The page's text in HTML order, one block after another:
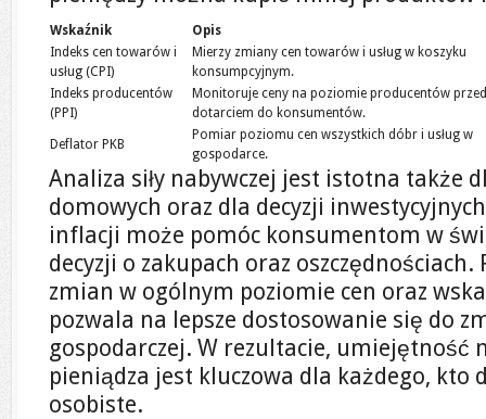
Wskaźnik
Opis
Indeks cen towarów i
usług (CPI)
Mierzy zmiany cen towarów i usług w koszyku
konsumpcyjnym.
Indeks producentów
(PPI)
Monitoruje ceny na poziomie producentów przed
dotarciem do konsumentów.
Deflator PKB
Pomiar poziomu cen wszystkich dóbr i usług w
gospodarce.
Analiza siły nabywczej jest istotna także
domowych oraz dla decyzji
inflacji może pomóc konsumentom w
decyzji o zakupach oraz
zmian w ogólnym poziomie cen oraz
pozwala na lepsze dostosowanie się do
gospodarczej. W rezultacie, umiejętność
pieniądza jest kluczowa dla każdego, kto
osobiste.